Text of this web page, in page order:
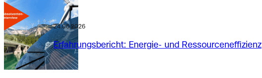
24.06.2026
Erfahrungsbericht: Energie- und Ressourceneffizienz